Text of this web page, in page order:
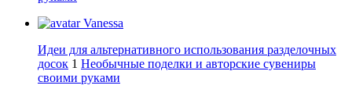
Vanessa
Идеи для альтернативного использования разделочных
досок 1 Необычные поделки и авторские сувениры
своими руками